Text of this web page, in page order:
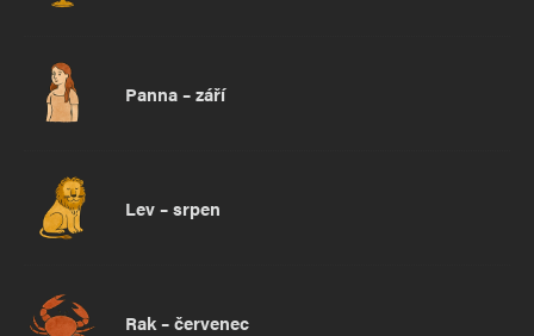
Panna – září
Lev – srpen
Rak – červenec